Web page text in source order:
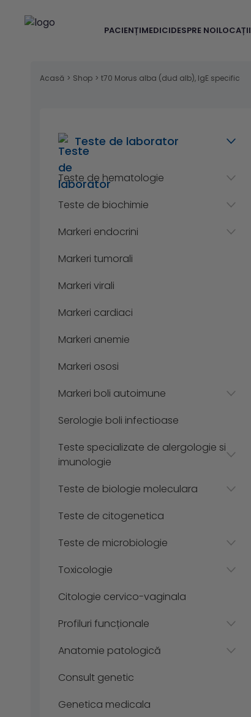
PACIENȚIMEDICIDESPRE NOILOCAȚII
Acasă > Shop > t70 Morus alba (dud alb), IgE specific
Teste de laborator
Teste de hematologie
Teste de biochimie
Markeri endocrini
Markeri tumorali
Markeri virali
Markeri cardiaci
Markeri anemie
Markeri ososi
Markeri boli autoimune
Serologie boli infectioase
Teste specializate de alergologie si
imunologie
Teste de biologie moleculara
Teste de citogenetica
Teste de microbiologie
Toxicologie
Citologie cervico-vaginala
Profiluri funcționale
Anatomie patologică
Consult genetic
Genetica medicala